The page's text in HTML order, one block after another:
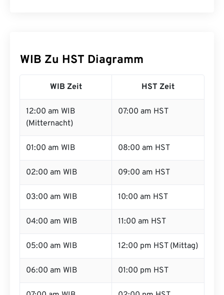
WIB Zu HST Diagramm
WIB Zeit HST Zeit
12:00 am WIB
(Mitternacht)
07:00 am HST
01:00 am WIB 08:00 am HST
02:00 am WIB 09:00 am HST
03:00 am WIB 10:00 am HST
04:00 am WIB 11:00 am HST
05:00 am WIB 12:00 pm HST (Mittag)
06:00 am WIB 01:00 pm HST